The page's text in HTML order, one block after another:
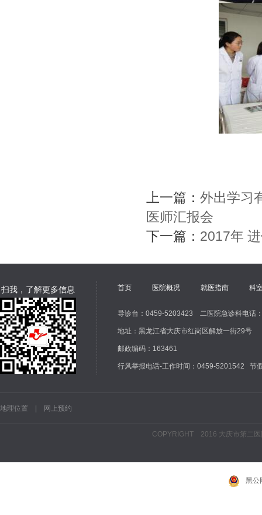
上一篇： 外出学习
医师汇报会
下一篇： 2017年
扫我，了解更多信息 首页 医院概况 就医指南 科
导诊台：0459-5203423 二医院急诊科电话
地址：黑龙江省大庆市红岗区解放一街29号
邮政编码：163461
行风举报电话-工作时间：0459-5201542 节
地理位置 网上预约
COPYRIGHT 2016 大庆市第二
黑公